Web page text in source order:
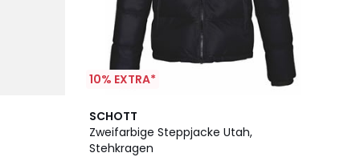
10% EXTRA*
SCHOTT
Zweifarbige Steppjacke Utah,
Stehkragen
4,5
/ 5